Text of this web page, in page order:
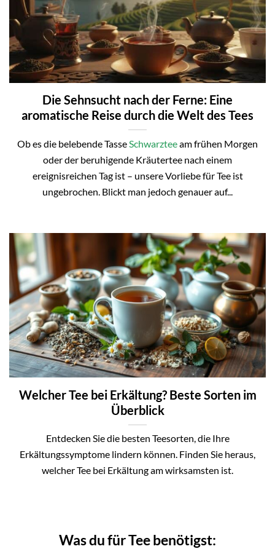
Die Sehnsucht nach der Ferne: Eine
aromatische Reise durch die Welt des Tees
Ob es die belebende TasseSchwarzteeam frühen Morgen
oder der beruhigende Kräutertee nach einem
ereignisreichen Tag ist – unsere Vorliebe für Tee ist
ungebrochen. Blickt man jedoch genauer auf...
Welcher Tee bei Erkältung? Beste Sorten im
Überblick
Entdecken Sie die besten Teesorten, die Ihre
Erkältungssymptome lindern können. Finden Sie heraus,
welcher Tee bei Erkältung am wirksamsten ist.
Was du für Tee benötigst: